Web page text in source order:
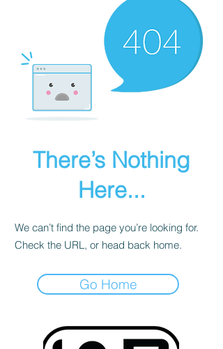
There’s Nothing
Here...
We can’t find the page you’re looking for.
Check the URL, or head back home.
Go Home